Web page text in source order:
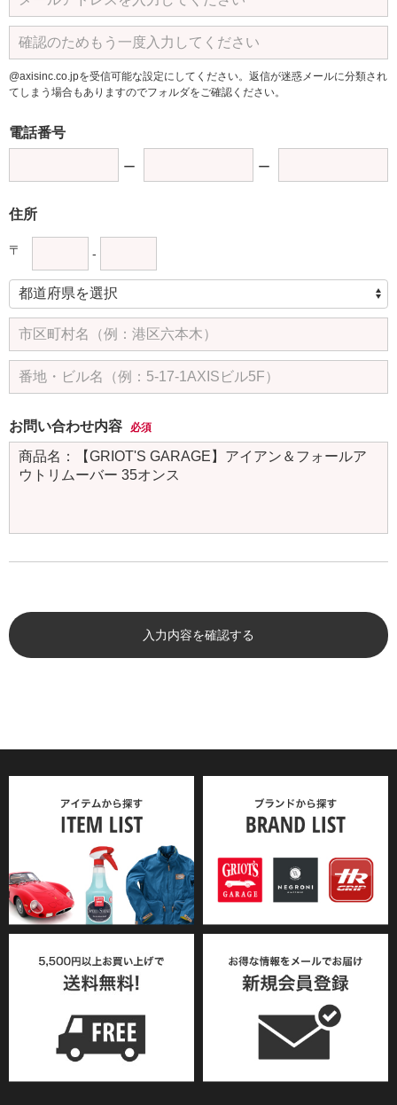
@axisinc.co.jpを受信可能な設定にしてください。返信が迷惑メールに分類され
てしまう場合もありますのでフォルダをご確認ください。
電話番号
住所
〒 -
お問い合わせ内容 必須
入力内容を確認する